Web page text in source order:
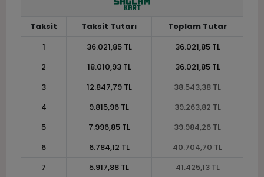
Taksit Taksit Tutarı
Toplam Tutar
1
36.021,85 TL
36.021,85 TL
2
18.010,93 TL
36.021,85 TL
3
12.847,79 TL
38.543,38 TL
4
9.815,96 TL
39.263,82 TL
5
7.996,85 TL
39.984,26 TL
6
6.784,12 TL
40.704,70 TL
7
5.917,88 TL
41.425,13 TL